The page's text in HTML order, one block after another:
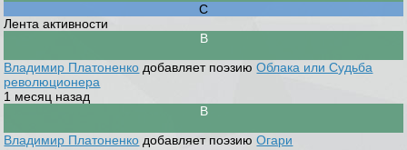
Лента активности
Владимир Платоненко добавляет поэзиюОблака или Судьба
революционера
1 месяц назад
Владимир Платоненко добавляет поэзиюОгари